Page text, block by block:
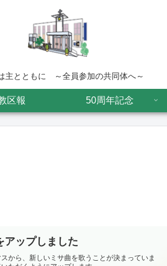
主とともに ～全員参加の共同体へ～
区報 50周年記念
アップしました
から、新しいミサ曲を歌うことが決まっていま